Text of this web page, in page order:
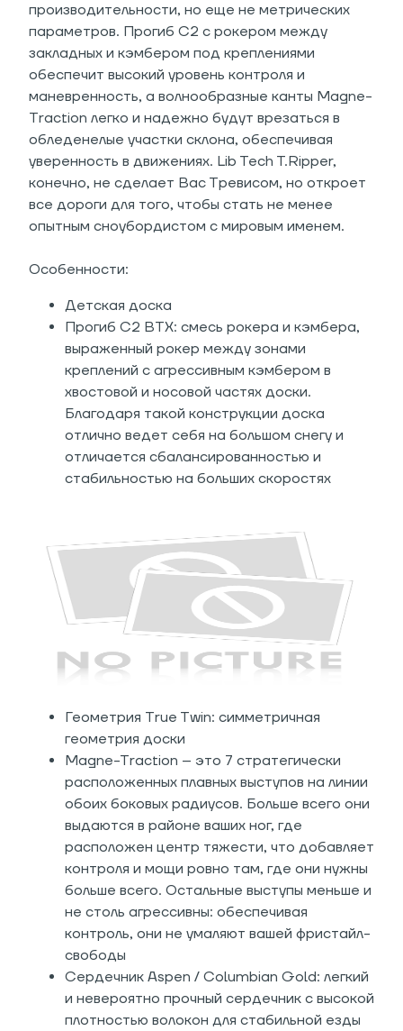
производительности, но еще не метрических
параметров. Прогиб C2 с рокером между
закладных и кэмбером под креплениями
обеспечит высокий уровень контроля и
маневренность, а волнообразные канты Magne-
Traction легко и надежно будут врезаться в
обледенелые участки склона, обеспечивая
уверенность в движениях. Lib Tech T.Ripper,
конечно, не сделает Вас Тревисом, но откроет
все дороги для того, чтобы стать не менее
опытным сноубордистом с мировым именем.
Особенности:
Детская доска
Прогиб C2 BTX: смесь рокера и кэмбера,
выраженный рокер между зонами
креплений с агрессивным кэмбером в
хвостовой и носовой частях доски.
Благодаря такой конструкции доска
отлично ведет себя на большом снегу и
отличается сбалансированностью и
стабильностью на больших скоростях
Геометрия True Twin: симметричная
геометрия доски
Magne-Traction – это 7 стратегически
расположенных плавных выступов на линии
обоих боковых радиусов. Больше всего они
выдаются в районе ваших ног, где
расположен центр тяжести, что добавляет
контроля и мощи ровно там, где они нужны
больше всего. Остальные выступы меньше и
не столь агрессивны: обеспечивая
контроль, они не умаляют вашей фристайл-
свободы
Сердечник Aspen / Columbian Gold: легкий
и невероятно прочный сердечник с высокой
плотностью волокон для стабильной езды